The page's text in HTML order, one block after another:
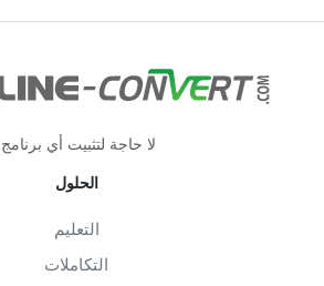
لا حاجة لتثبيت أي برنامج.
الحلول
التعليم
التكاملات